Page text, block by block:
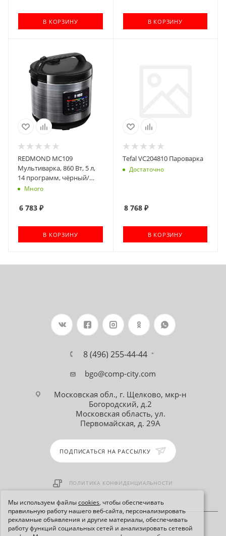
Мы используем файлыcookies, чтобы обеспечивать
правильную работу нашего веб-сайта, персонализировать
рекламные объявления и другие материалы, обеспечивать
работу функций социальных сетей и анализировать сетевой
В КОРЗИНУ В КОРЗИНУ
REDMOND MC109
Мультиварка, 860 Вт, 5 л,
14 программ, чёрный/
металлик
Много
6 783 ₽
В КОРЗИНУ
Tefal VC204810 Пароварка
Достаточно
8 768₽
В КОРЗИНУ
8 (496) 255-44-44
bgo@comp-city.com
Московская обл., г. Щелково, мкр-н
Богородский, д.2
Московская область, ул.
Первомайская, д. 29А
ПОДПИСАТЬСЯ НА РАССЫЛКУ
ПОЛИТИКА КОНФИДЕНЦИАЛЬНОСТИ